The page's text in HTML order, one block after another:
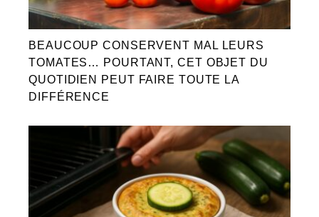
BEAUCOUP CONSERVENT MAL LEURS
TOMATES… POURTANT, CET OBJET DU
QUOTIDIEN PEUT FAIRE TOUTE LA
DIFFÉRENCE